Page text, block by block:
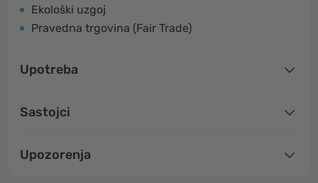
Ekološki uzgoj
Pravedna trgovina (Fair Trade)
Upotreba
Sastojci
Upozorenja